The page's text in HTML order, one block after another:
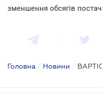
зменшення обсягів
Головна / Новини /